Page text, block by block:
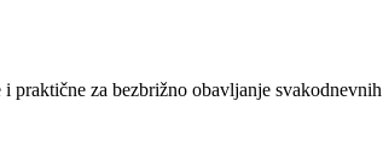
za bezbrižno obavljanje